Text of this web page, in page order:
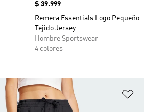
Precio
$ 39.999
Remera Essentials Logo Pequeño
Tejido Jersey
Hombre Sportswear
4 colores